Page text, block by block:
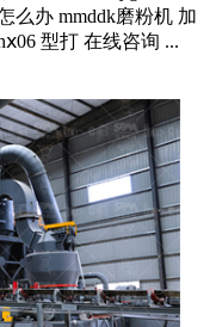
么办 mmddk磨粉机 加
型打 在线咨询 ...